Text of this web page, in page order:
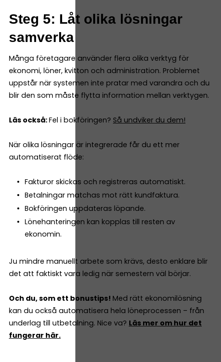
Steg 5: Låt olika lösningar
samverka
Många företagare använder flera olika verktyg för
ekonomi, löner, kvitton och administration. Problemet
uppstår när systemen inte pratar med varandra och du
blir den som måste flytta information mellan verktygen.
Läs också:Fel i bokföringen? Så undviker du dem!
När olika lösningar är integrerade får du ett mer
automatiserat flöde:
Fakturor skickas och registreras automatiskt.
Betalningar matchas mot rätt kundfaktura.
Bokföringen uppdateras löpande.
Lönehanteringen kan kopplas till resten av
ekonomin.
Ju mindre manuellt arbete som krävs, desto enklare blir
det att faktiskt vara ledig när semestern väl börjar.
Och du, som ett bonustips! Med rätt ekonomilösning
kan du också automatisera hela löneprocessen – från
underlag till utbetalning. Nice va? Läs mer om hur det
fungerar här.